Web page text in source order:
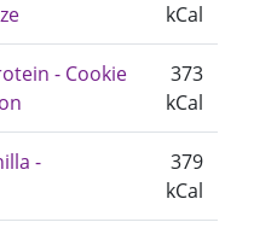
kCal
- Cookie
373
kCal
-
379
kCal